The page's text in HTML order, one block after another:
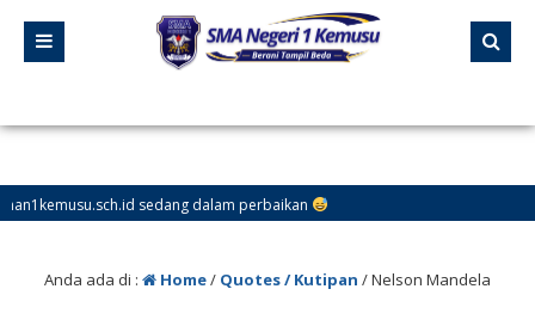
sedang dalam perbaikan
Anda ada di : Home/ Quotes / Kutipan /Nelson Mandela